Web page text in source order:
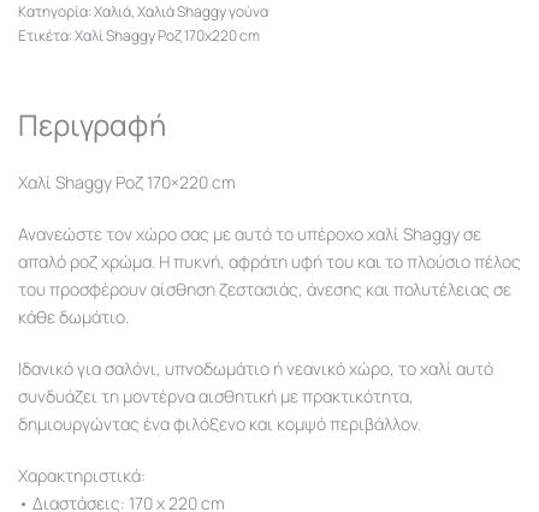
Κατηγορία:Χαλιά,Χαλιά Shaggy γούνα
Ετικέτα:Χαλί Shaggy Ροζ 170x220 cm
Περιγραφή
Χαλί Shaggy Ροζ 170×220 cm
Ανανεώστε τον χώρο σας με αυτό το υπέροχο χαλί Shaggy σε
απαλό ροζ χρώμα. Η πυκνή, αφράτη υφή του και το πλούσιο πέλος
του προσφέρουν αίσθηση ζεστασιάς, άνεσης και πολυτέλειας σε
κάθε δωμάτιο.
Ιδανικό για σαλόνι, υπνοδωμάτιο ή νεανικό χώρο, το χαλί αυτό
συνδυάζει τη μοντέρνα αισθητική με πρακτικότητα,
δημιουργώντας ένα φιλόξενο και κομψό περιβάλλον.
Χαρακτηριστικά:
• Διαστάσεις: 170 x 220 cm